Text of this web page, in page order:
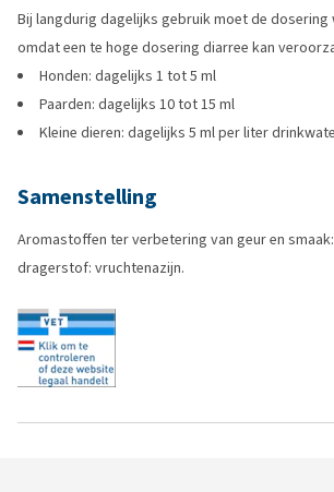
Bij langdurig dagelijks gebruik moet de dosering
omdat een te hoge dosering diarree kan
Honden: dagelijks 1 tot 5 ml
Paarden: dagelijks 10 tot 15 ml
Kleine dieren: dagelijks 5 ml per liter
Samenstelling
Aromastoffen ter verbetering van geur en
dragerstof: vruchtenazijn.